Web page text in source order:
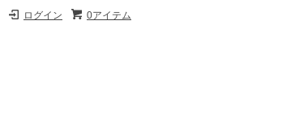
0アイテム
ログイン